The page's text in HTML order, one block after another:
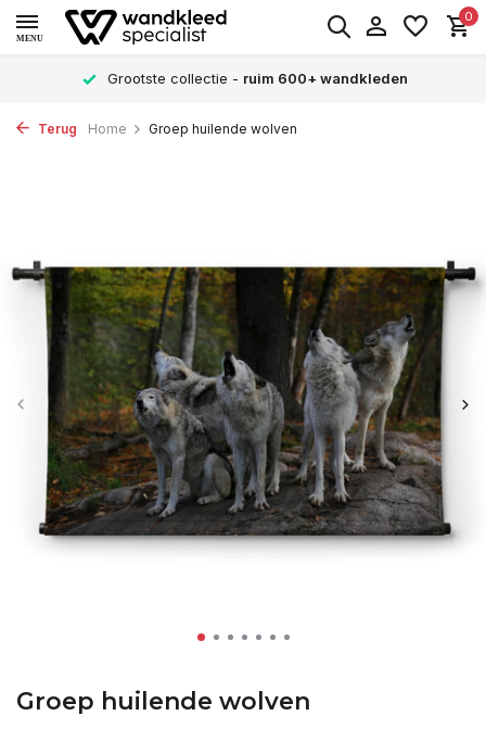
MENU
0
Grootste collectie - ruim 600+ wandkleden
Terug Home Groep huilende wolven
Groep huilende wolven